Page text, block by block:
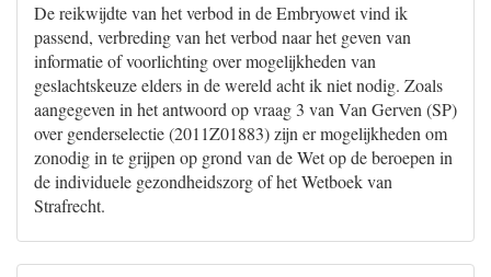
De reikwijdte van het verbod in de Embryowet vind ik
passend, verbreding van het verbod naar het geven van
informatie of voorlichting over mogelijkheden van
geslachtskeuze elders in de wereld acht ik niet nodig. Zoals
aangegeven in het antwoord op vraag 3 van Van Gerven (SP)
over genderselectie (2011Z01883) zijn er mogelijkheden om
zonodig in te grijpen op grond van de Wet op de beroepen in
de individuele gezondheidszorg of het Wetboek van
Strafrecht.